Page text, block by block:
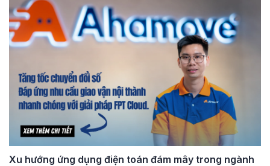
Xu hướng ứng dụng điện toán đám mây trong ngành